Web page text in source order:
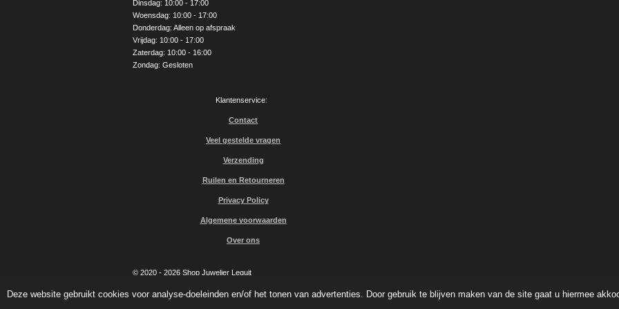
Deze website gebruikt cookies voor analyse-doeleinden en/of het tonen van advertenties. Door gebruik te blijven maken van de site gaat u hiermee
k
a
m
Dinsdag: 10:00 - 17:00
Woensdag: 10:00 - 17:00
Donderdag: Alleen op afspraak
Vrijdag: 10:00 - 17:00
Zaterdag: 10:00 - 16:00
Zondag: Gesloten
Klantenservice:
Contact
Veel gestelde vragen
Verzending
Ruilen en Retourneren
Privacy Policy
Algemene voorwaarden
Over ons
© 2020 - 2026 Shop Juwelier Leguit